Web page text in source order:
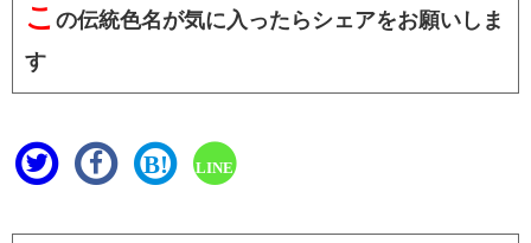
こ の伝統色名が気に入ったらシェアをお願いしま
す
B! LINE